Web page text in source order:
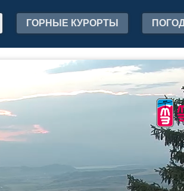
ГОРНЫЕ КУРОРТЫ